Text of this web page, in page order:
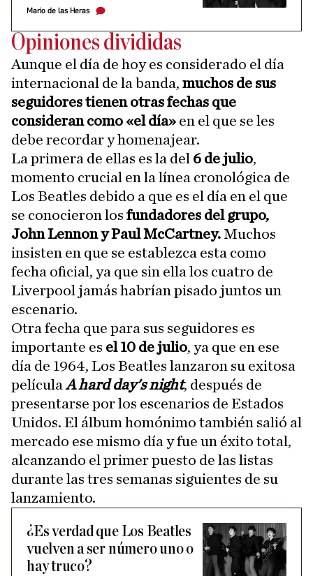
Mario de las Heras
Opiniones divididas
Aunque el día de hoy es considerado el día
internacional de la banda, muchos de sus
seguidores tienen otras fechas que
consideran como «el día» en el que se les
debe recordar y homenajear.
La primera de ellas es la del 6 de julio,
momento crucial en la línea cronológica de
Los Beatles debido a que es el día en el que
se conocieron los fundadores del grupo,
John Lennon y Paul McCartney.Muchos
insisten en que se establezca esta como
fecha oficial, ya que sin ella los cuatro de
Liverpool jamás habrían pisado juntos un
escenario.
Otra fecha que para sus seguidores es
importante es el 10 de julio, ya que en ese
día de 1964, Los Beatles lanzaron su exitosa
película A hard day's night, después de
presentarse por los escenarios de Estados
Unidos. El álbum homónimo también salió al
mercado ese mismo día y fue un éxito total,
alcanzando el primer puesto de las listas
durante las tres semanas siguientes de su
lanzamiento.
¿Es verdad que Los Beatles
vuelven a ser número uno o
hay truco?